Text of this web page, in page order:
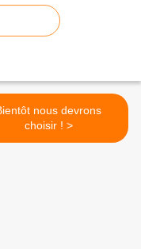
nous devrons
choisir ! >